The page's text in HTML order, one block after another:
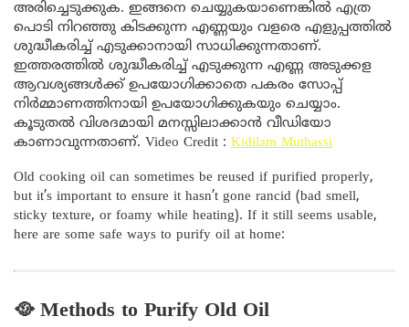
അരിച്ചെടുക്കുക. ഇങ്ങനെ ചെയ്യുകയാണെങ്കിൽ എത്ര
പൊടി നിറഞ്ഞു കിടക്കുന്ന എണ്ണയും വളരെ എളുപ്പത്തിൽ
ശുദ്ധീകരിച്ച് എടുക്കാനായി സാധിക്കുന്നതാണ്.
ഇത്തരത്തിൽ ശുദ്ധീകരിച്ച് എടുക്കുന്ന എണ്ണ അടുക്കള
ആവശ്യങ്ങൾക്ക് ഉപയോഗിക്കാതെ പകരം സോപ്പ്
നിർമ്മാണത്തിനായി ഉപയോഗിക്കുകയും ചെയ്യാം.
കൂടുതൽ വിശദമായി മനസ്സിലാക്കാൻ വീഡിയോ
കാണാവുന്നതാണ്. Video Credit : Kidilam Muthassi
Old cooking oil can sometimes be reused if purified properly,
but it’s important to ensure it hasn’t gone rancid (bad smell,
sticky texture, or foamy while heating). If it still seems usable,
here are some safe ways to purify oil at home:
🥘 Methods to Purify Old Oil